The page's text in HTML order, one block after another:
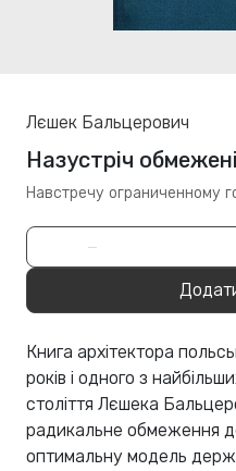
Лєшек Бальцерович
Назустріч
Навстречу ограниченному
−
Книга архітектора
років і одного з
століття Лєшека
радикальне обмеження
оптимальну модель